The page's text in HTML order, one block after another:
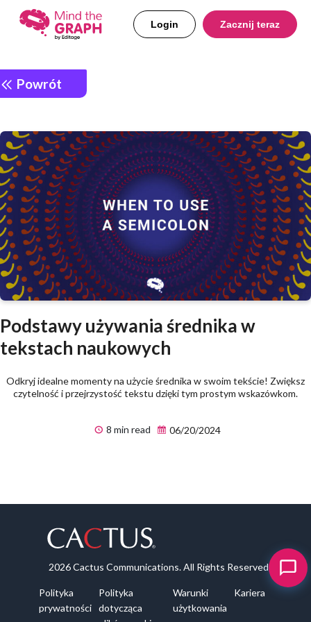
Login Zacznij teraz
Powrót
Podstawy używania średnika w
tekstach naukowych
Odkryj idealne momenty na użycie średnika w swoim tekście! Zwiększ
czytelność i przejrzystość tekstu dzięki tym prostym wskazówkom.
8 min read 06/20/2024
2026 Cactus Communications. All Rights Reserved
Polityka
prywatności
Polityka
dotycząca
Warunki
użytkowania
Kariera